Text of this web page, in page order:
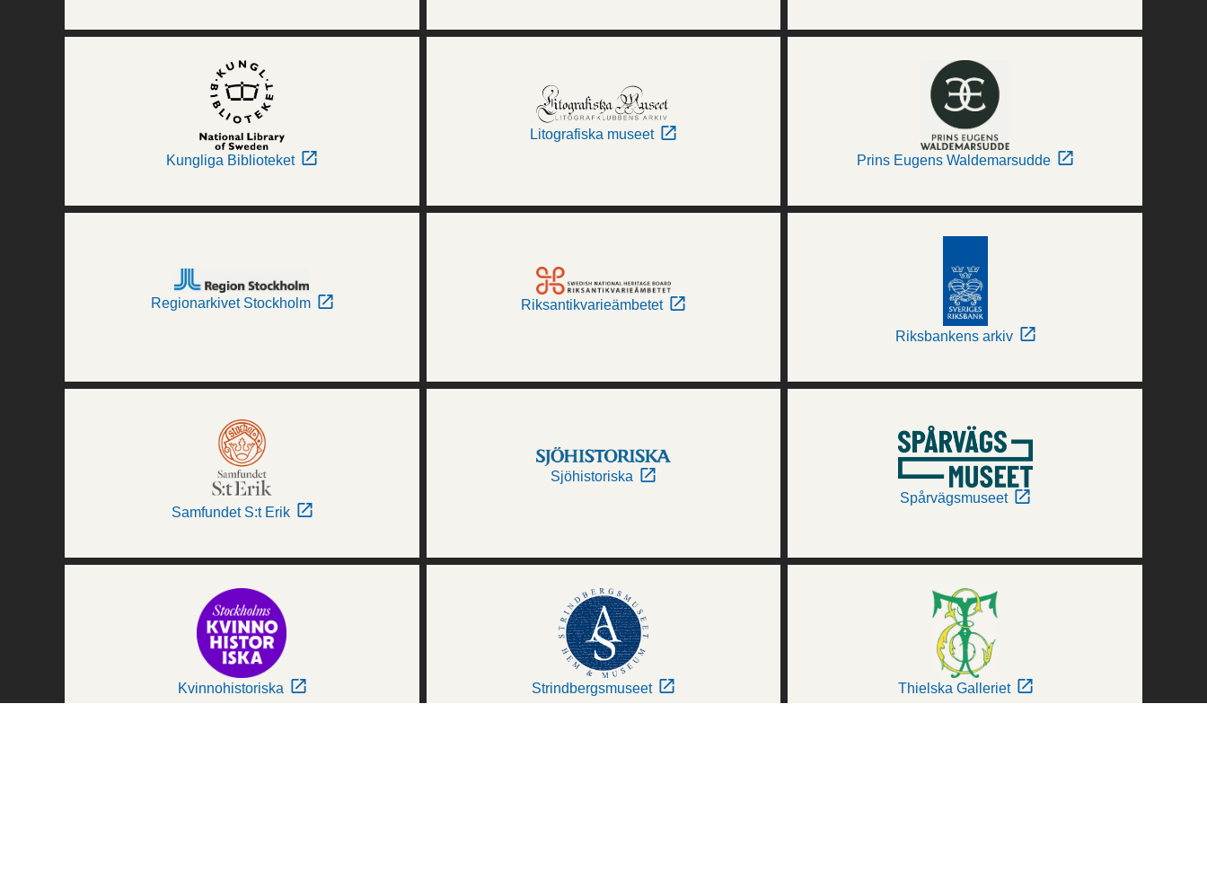
Kungliga Biblioteket
Litografiska museet
Prins Eugens Waldemarsudde
Regionarkivet Stockholm Riksantikvarieämbetet
Riksbankens arkiv
Samfundet S:t Erik
Sjöhistoriska
Spårvägsmuseet
Kvinnohistoriska Strindbergsmuseet Thielska Galleriet